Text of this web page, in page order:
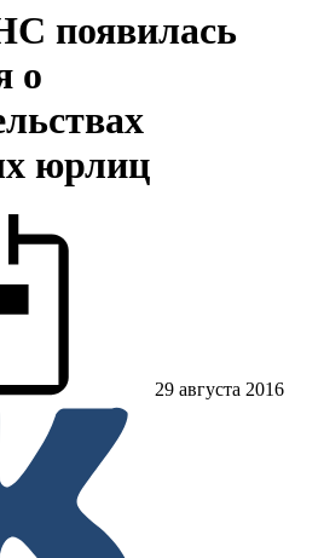
появилась
о
юрлиц
29 августа 2016